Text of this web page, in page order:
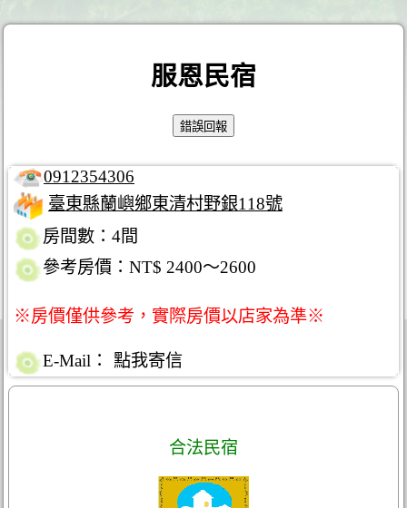
服恩民宿
0912354306
臺東縣蘭嶼鄉東清村野銀118號
房間數：4間
參考房價：NT$ 2400～2600
※房價僅供參考，實際房價以店家為準※
E-Mail： 點我寄信
合法民宿